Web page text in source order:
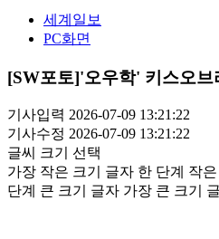
세계일보
PC화면
[SW포토]'오우학' 키스오브
기사입력 2026-07-09 13:21:22
기사수정 2026-07-09 13:21:22
글씨 크기 선택
가장 작은 크기 글자 한 단계 작
단계 큰 크기 글자 가장 큰 크기